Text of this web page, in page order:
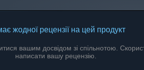
жодної рецензії на цей продукт
вашим досвідом зі спільнотою.
написати вашу рецензію.